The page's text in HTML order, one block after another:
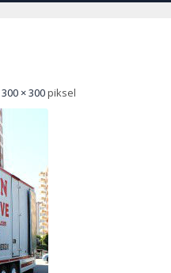
300 × 300piksel